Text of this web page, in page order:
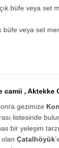
büfe veya set
büfe veya set
camii , Aktekke
gezimize
listesinde
bir yeleşim
Çatalhöyük